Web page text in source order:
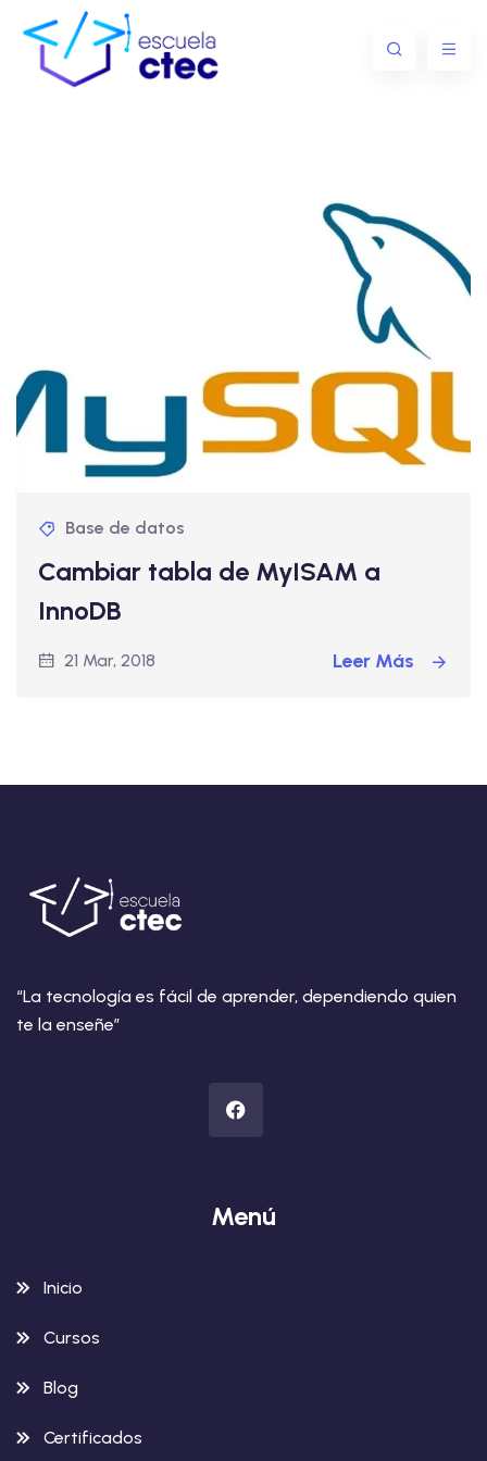
Base de datos
Cambiar tabla de MyISAM a
InnoDB
21 Mar, 2018 Leer Más
“La tecnología es fácil de aprender, dependiendo quien
te la enseñe”
Menú
Inicio
Cursos
Blog
Certificados